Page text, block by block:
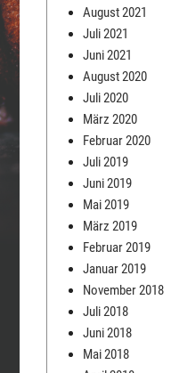
August 2021
Juli 2021
Juni 2021
August 2020
Juli 2020
März 2020
Februar 2020
Juli 2019
Juni 2019
Mai 2019
März 2019
Februar 2019
Januar 2019
November 2018
Juli 2018
Juni 2018
Mai 2018